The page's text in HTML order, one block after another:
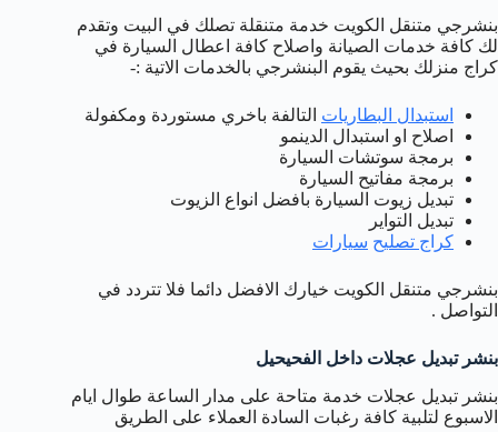
بنشرجي متنقل الكويت خدمة متنقلة تصلك في البيت وتقدم
لك كافة خدمات الصيانة واصلاح كافة اعطال السيارة في
كراج منزلك بحيث يقوم البنشرجي بالخدمات الاتية :-
استبدال البطاريات التالفة باخري مستوردة ومكفولة
اصلاح او استبدال الدينمو
برمجة سوتشات السيارة
برمجة مفاتيح السيارة
تبديل زيوت السيارة بافضل انواع الزيوت
تبديل التواير
كراج تصليح سيارات
بنشرجي متنقل الكويت خيارك الافضل دائما فلا تتردد في
التواصل .
بنشر تبديل عجلات داخل الفحيحيل
بنشر تبديل عجلات خدمة متاحة على مدار الساعة طوال ايام
الاسبوع لتلبية كافة رغبات السادة العملاء على الطريق